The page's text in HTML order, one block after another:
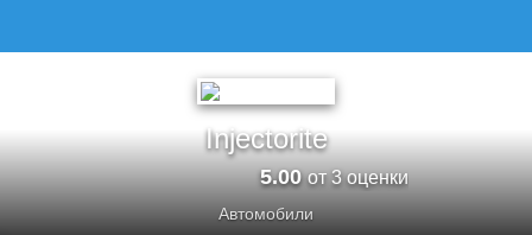
Injectorite
5.00от 3 оценки
Автомобили